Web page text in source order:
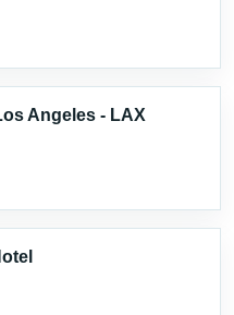
Angeles - LAX